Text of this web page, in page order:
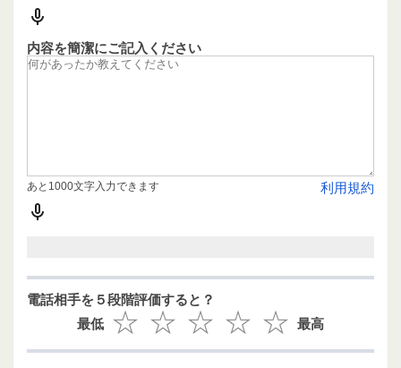
内容を簡潔にご記入ください
利用規約
あと1000文字入力できます
電話相手を５段階評価すると？
最低
最高